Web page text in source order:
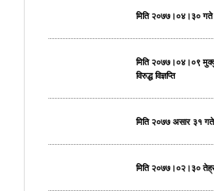
मिति २०७७।०४।३० गते
मिति २०७७।०४।०९
विरुद्ध विज्ञप्ति
मिति २०७७ असार ३१
मिति २०७७।०२।३०